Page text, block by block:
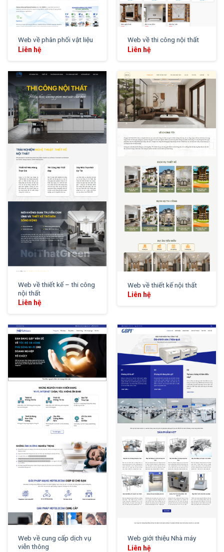
Web về phân phối vật liệu
Liên hệ
Web về thi công nội thất
Liên hệ
Web về thiết kế – thi công
nội thất
Liên hệ
XEM THỬ
Web về thiết kế nội thất
Liên hệ
XEM THỬ
Web về cung cấp dịch vụ
viễn thông
XEM THỬ
Web giới thiệu Nhà máy
Liên hệ
XEM THỬ